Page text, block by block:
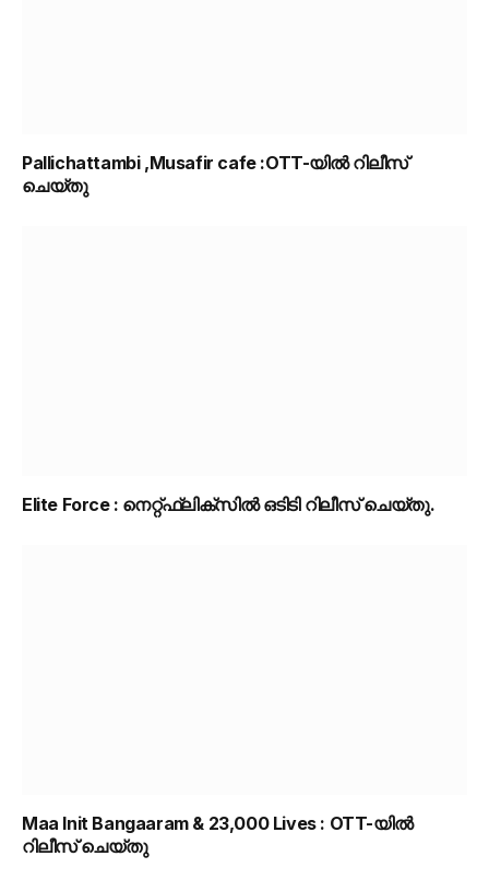
Pallichattambi ,Musafir cafe :OTT-യിൽ റിലീസ്
ചെയ്തു
Elite Force : നെറ്റ്ഫ്ലിക്സിൽ ഒടിടി റിലീസ് ചെയ്തു.
Maa Init Bangaaram & 23,000 Lives : OTT-യിൽ
റിലീസ് ചെയ്തു